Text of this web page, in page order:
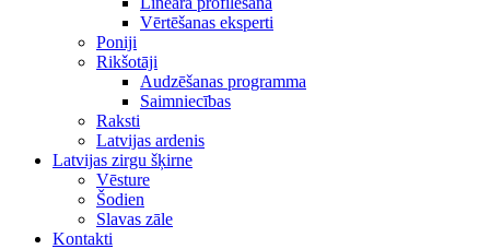
Vērtēšanas eksperti
Poniji
Rikšotāji
Audzēšanas programma
Saimniecības
Raksti
Latvijas ardenis
Latvijas zirgu šķirne
Vēsture
Šodien
Slavas zāle
Kontakti